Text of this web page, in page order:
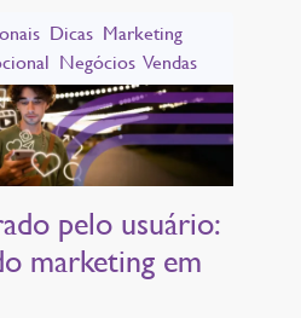
Dicas Marketing
Negócios Vendas
pelo usuário:
marketing em